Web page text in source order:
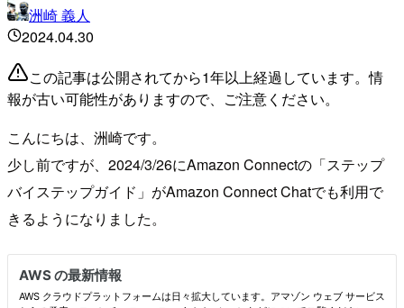
洲崎 義人
2024.04.30
この記事は公開されてから1年以上経過しています。情
報が古い可能性がありますので、ご注意ください。
こんにちは、洲崎です。
少し前ですが、2024/3/26にAmazon Connectの「ステップ
バイステップガイド」がAmazon Connect Chatでも利用で
きるようになりました。